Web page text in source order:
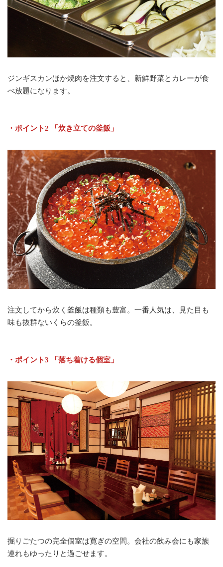
ジンギスカンほか焼肉を注文すると、新鮮野菜とカレーが食
べ放題になります。
・ポイント2 「炊き立ての釜飯」
注文してから炊く釜飯は種類も豊富。一番人気は、見た目も
味も抜群ないくらの釜飯。
・ポイント3 「落ち着ける個室」
掘りごたつの完全個室は寛ぎの空間。会社の飲み会にも家族
連れもゆったりと過ごせます。